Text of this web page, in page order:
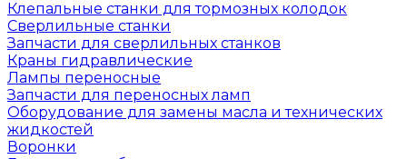
Клепальные станки для тормозных колодок
Сверлильные станки
Запчасти для сверлильных станков
Краны гидравлические
Лампы переносные
Запчасти для переносных ламп
Оборудование для замены масла и технических
жидкостей
Воронки